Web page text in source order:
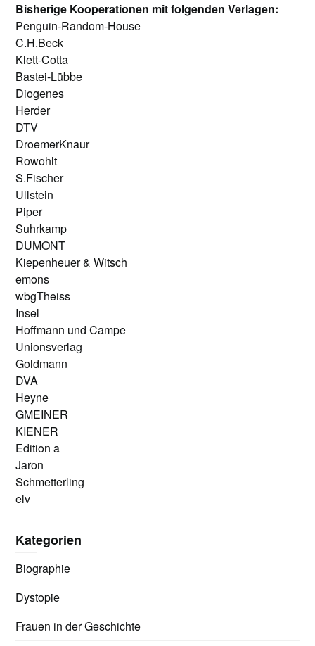
Bisherige Kooperationen mit folgenden Verlagen:
Penguin-Random-House
C.H.Beck
Klett-Cotta
Bastei-Lübbe
Diogenes
Herder
DTV
DroemerKnaur
Rowohlt
S.Fischer
Ullstein
Piper
Suhrkamp
DUMONT
Kiepenheuer & Witsch
emons
wbgTheiss
Insel
Hoffmann und Campe
Unionsverlag
Goldmann
DVA
Heyne
GMEINER
KIENER
Edition a
Jaron
Schmetterling
elv
Kategorien
Biographie
Dystopie
Frauen in der Geschichte